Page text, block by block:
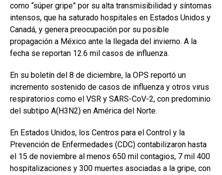
como “súper gripe” por su alta transmisibilidad y síntomas
intensos, que ha saturado hospitales en Estados Unidos y
Canadá, y genera preocupación por su posible
propagación a México ante la llegada del invierno. A la
fecha se reportan 12.6 mil casos de influenza.
En su boletín del 8 de diciembre, la OPS reportó un
incremento sostenido de casos de influenza y otros virus
respiratorios como el VSR y SARS-CoV-2, con predominio
del subtipo A(H3N2) en América del Norte.
En Estados Unidos, los Centros para el Control y la
Prevención de Enfermedades (CDC) contabilizaron hasta
el 15 de noviembre al menos 650 mil contagios, 7 mil 400
hospitalizaciones y 300 muertes asociadas a la gripe, con